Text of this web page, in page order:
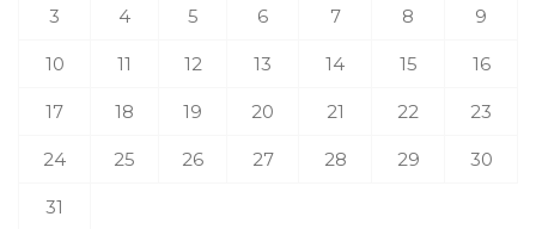
3 4 5 6 7 8 9
10 11 12 13 14 15 16
17 18 19 20 21 22 23
24 25 26 27 28 29 30
31